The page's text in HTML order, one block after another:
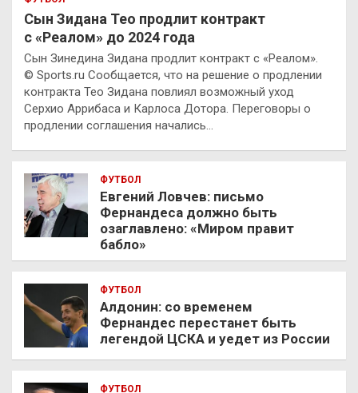
Сын Зидана Тео продлит контракт
с «Реалом» до 2024 года
Сын Зинедина Зидана продлит контракт с «Реалом».
© Sports.ru Сообщается, что на решение о продлении
контракта Тео Зидана повлиял возможный уход
Серхио Аррибаса и Карлоса Дотора. Переговоры о
продлении соглашения начались…
ФУТБОЛ
Евгений Ловчев: письмо
Фернандеса должно быть
озаглавлено: «Миром правит
бабло»
ФУТБОЛ
Алдонин: со временем
Фернандес перестанет быть
легендой ЦСКА и уедет из России
ФУТБОЛ